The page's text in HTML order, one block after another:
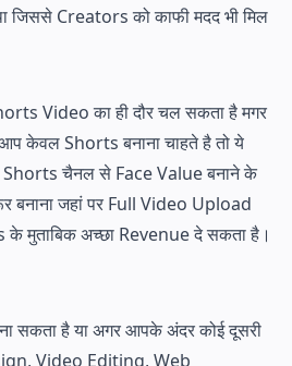
जिससे Creators को काफी मदद भी मिल
Video का ही दौर चल सकता है मगर
केवल Shorts बनाना चाहते है तो ये
Shorts चैनल से Face Value बनाने के
बनाना जहां पर Full Video Upload
मुताबिक अच्छा Revenue दे सकता है।
सकता है या अगर आपके अंदर कोई दूसरी
Video Editing, Web